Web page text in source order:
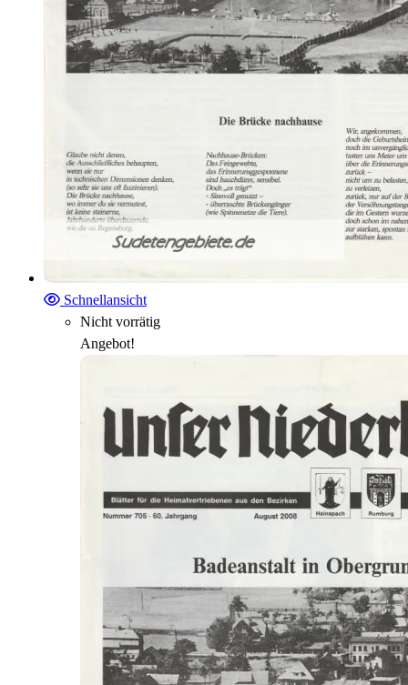
Schnellansicht
Nicht vorrätig
Angebot!